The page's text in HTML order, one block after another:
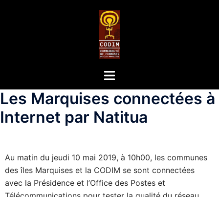
Les Marquises connectées à
Internet par Natitua
Au matin du jeudi 10 mai 2019, à 10h00, les communes
des îles Marquises et la CODIM se sont connectées
avec la Présidence et l’Office des Postes et